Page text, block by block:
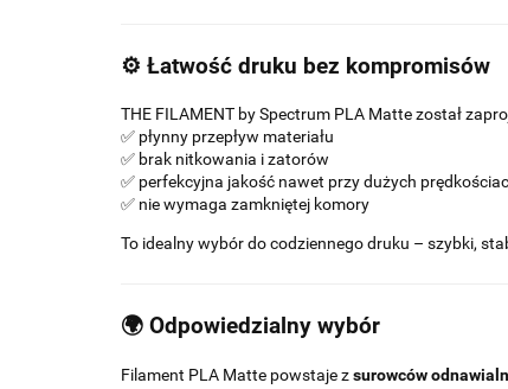
⚙️ Łatwość druku bez kompromisów
THE FILAMENT by Spectrum PLA Matte został
✅ płynny przepływ materiału
✅ brak nitkowania i zatorów
✅ perfekcyjna jakość nawet przy dużych
✅ nie wymaga zamkniętej komory
To idealny wybór do codziennego druku – szybki,
🌍 Odpowiedzialny wybór
Filament PLA Matte powstaje zsurowców